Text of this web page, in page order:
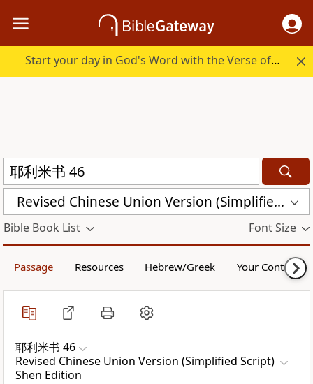
Start your day in God's Word with the Verse of the Day.
Revised Chinese Union Version (Simplified Script) Shen Edition (RCU17SS)
Bible Book List Font Size
Passage Resources Hebrew/Greek Your Content
耶利米书 46
Revised Chinese Union Version (Simplified Script)
Shen Edition